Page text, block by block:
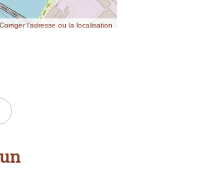
Corriger l’adresse ou la localisation